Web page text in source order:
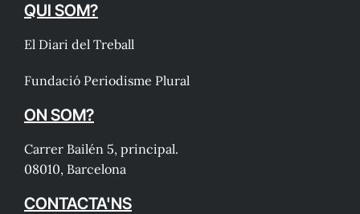
QUI SOM?
El Diari del Treball
Fundació Periodisme Plural
ON SOM?
Carrer Bailén 5, principal.
08010, Barcelona
CONTACTA'NS